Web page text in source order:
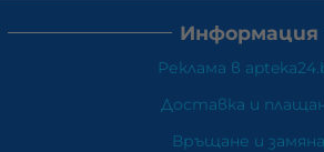
Информация
Реклама в
Доставка и
Връщане и замяна